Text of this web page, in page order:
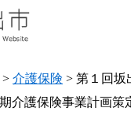
文へ
> 介護保険 > 第１回坂
介護保険事業計画策